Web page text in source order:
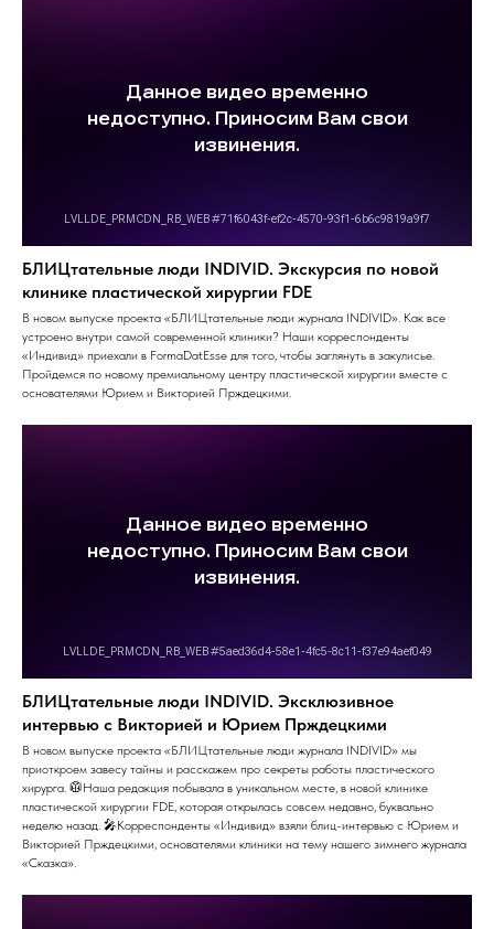
БЛИЦтательные люди INDIVID. Экскурсия по новой
клинике пластической хирургии FDE
В новом выпуске проекта «БЛИЦтательные люди журнала INDIVID». Как все
устроено внутри самой современной клиники? Наши корреспонденты
«Индивид» приехали в FormaDatEsse для того, чтобы заглянуть в закулисье.
Пройдемся по новому премиальному центру пластической хирургии вместе с
основателями Юрием и Викторией Прждецкими.
БЛИЦтательные люди INDIVID. Эксклюзивное
интервью с Викторией и Юрием Прждецкими
В новом выпуске проекта «БЛИЦтательные люди журнала INDIVID» мы
приоткроем завесу тайны и расскажем про секреты работы пластического
хирурга. 🥼Наша редакция побывала в уникальном месте, в новой клинике
пластической хирургии FDE, которая открылась совсем недавно, буквально
неделю назад. 🎤Корреспонденты «Индивид» взяли блиц-интервью с Юрием и
Викторией Прждецкими, основателями клиники на тему нашего зимнего журнала
«Сказка».